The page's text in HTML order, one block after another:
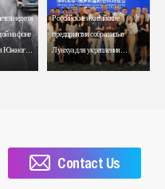
неделя
на фоне
Южного
Российские и китайские
предприятия собрались в
Лунхуа для укрепления
сотрудничества
Contact Us